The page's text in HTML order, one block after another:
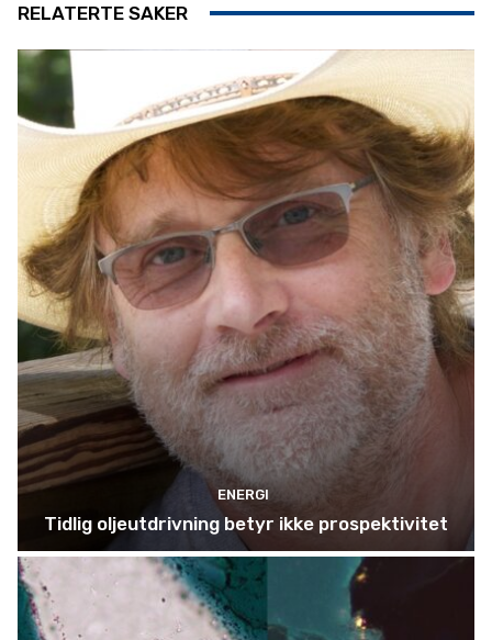
RELATERTE SAKER
ENERGI
Tidlig oljeutdrivning betyr ikke prospektivitet